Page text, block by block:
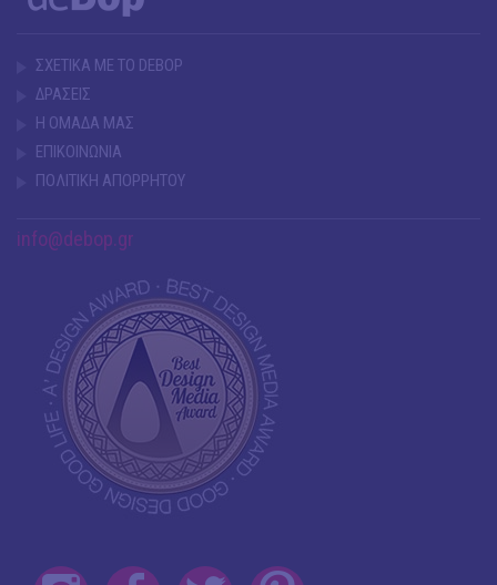
ΣΧΕΤΙΚΑ ΜΕ ΤΟ DEBOP
ΔΡΑΣΕΙΣ
Η ΟΜΑΔΑ ΜΑΣ
ΕΠΙΚΟΙΝΩΝΙΑ
ΠΟΛΙΤΙΚΗ ΑΠΟΡΡΗΤΟΥ
info@debop.gr